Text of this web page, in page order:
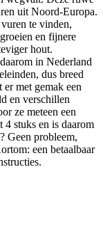
uit Noord-Europa.
te vinden,
en fijnere
hout.
in Nederland
dus breed
met gemak een
en verschillen
ze meteen een
4 stuks en is daarom
Geen probleem,
een betaalbaar